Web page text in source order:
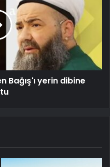
Bağış'ı yerin dibine